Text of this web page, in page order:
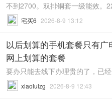
不到2700。双排铜套一级能效。
宅买6 2026-8-9 13:12
以后划算的手机套餐只有
网上划算的套餐
要办只能去线下办理贵的了，已
xiaolulzg 2026-8-9 12:43